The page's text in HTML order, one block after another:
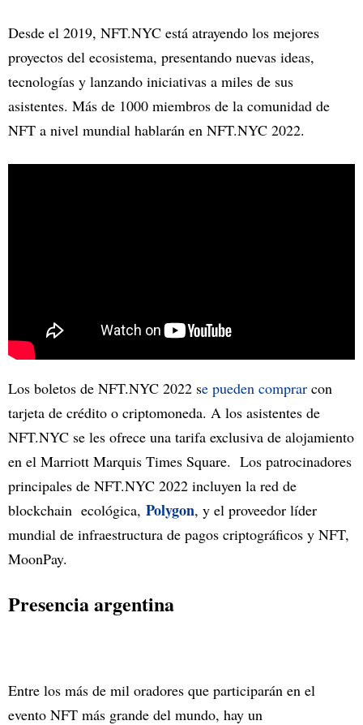
Desde el 2019, NFT.NYC está atrayendo los mejores
proyectos del ecosistema, presentando nuevas ideas,
tecnologías y lanzando iniciativas a miles de sus
asistentes. Más de 1000 miembros de la comunidad de
NFT a nivel mundial hablarán en NFT.NYC 2022.
Los boletos de NFT.NYC 2022 se pueden comprar con
tarjeta de crédito o criptomoneda. A los asistentes de
NFT.NYC se les ofrece una tarifa exclusiva de alojamiento
en el Marriott Marquis Times Square. Los patrocinadores
principales de NFT.NYC 2022 incluyen la red de
blockchain ecológica, Polygon, y el proveedor líder
mundial de infraestructura de pagos criptográficos y NFT,
MoonPay.
Presencia argentina
Entre los más de mil oradores que participarán en el
evento NFT más grande del mundo, hay un